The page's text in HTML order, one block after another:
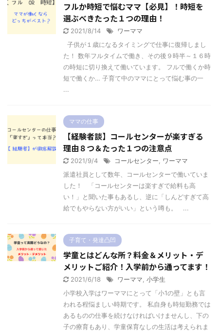
フルか時短で悩むママ【必見】！時短を
選ぶべきたった１つの理由！
2021/8/14
ワーママ
子供が１歳になるタイミングで仕事に復帰しまし
た！ 数年フルタイムで働き、その後９時半～１６時
の時短に切り換えて働いています。 フルで働くか時
短で働くか… 子育て中のママにとって悩む事の一
...
ママの仕事
【経験者談】コールセンターが楽すぎる
理由８つ＆たった１つの注意点
2021/9/4 コールセンター
ワーママ
派遣社員として数年、コールセンターで働いていま
した！ 「コールセンターは楽すぎで給料も高
い！」と聞いた事もあるし、逆に「しんどすぎて高
給でもやらない方がいい」という噂も。 ...
子育て・発達凸凹
学童とはどんな所？料金＆メリット・デ
メリットご紹介！入学前から通ってます！
2021/6/18 ワーママ 小学生
小学校入学はワーママにとって「小1の壁」とも言
われる程悩ましい時期です。 私自身も時短勤務では
あるものの仕事を続けなければいけませんし、下の
子の療育もあり、学童保育なしの生活は考えられま